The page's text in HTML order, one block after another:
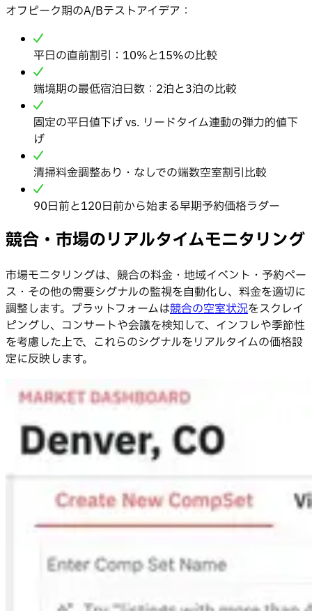
オフピーク期のA/Bテストアイデア：
平日の直前割引：10%と15%の比較
端境期の最低宿泊日数：2泊と3泊の比較
固定の平日値下げ vs. リードタイム連動の弾力的値下
げ
清掃料金調整あり・なしでの端数空室割引比較
90日前と120日前から始まる早期予約価格ラダー
競合・市場のリアルタイムモニタリング
市場モニタリングは、競合の料金・地域イベント・予約ペー
ス・その他の需要シグナルの監視を自動化し、料金を適切に
調整します。プラットフォームは競合の空室状況をスクレイ
ピングし、コンサートや会議を検知して、インフレや季節性
を考慮した上で、これらのシグナルをリアルタイムの価格設
定に反映します。